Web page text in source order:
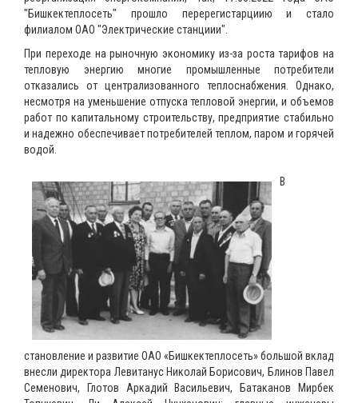
"Бишкектеплосеть" прошло перерегистарциию и стало
филиалом ОАО "Электрические станциии".
При переходе на рыночную экономику из-за роста тарифов на
тепловую энергию многие промышленные потребители
отказались от централизованного теплоснабжения. Однако,
несмотря на уменьшение отпуска тепловой энергии, и объемов
работ по капитальному строительству, предприятие стабильно
и надежно обеспечивает потребителей теплом, паром и горячей
водой.
В
становление и развитие ОАО «Бишкектеплосеть» большой вклад
внесли директора Левитанус Николай Борисович, Блинов Павел
Семенович, Глотов Аркадий Васильевич, Батаканов Мирбек